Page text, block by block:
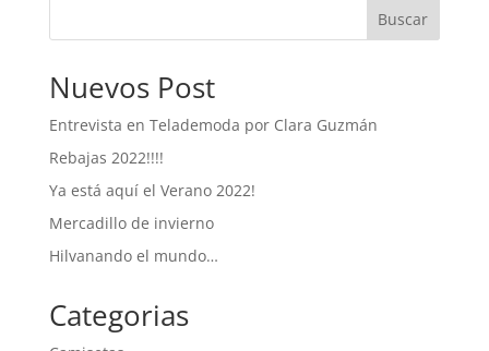
Buscar
Nuevos Post
Entrevista en Telademoda por Clara Guzmán
Rebajas 2022!!!!
Ya está aquí el Verano 2022!
Mercadillo de invierno
Hilvanando el mundo…
Categorias